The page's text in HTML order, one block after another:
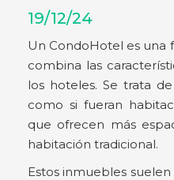
19/12/24
Un CondoHotel es una
combina las
los hoteles. Se trata
como si fueran
que ofrecen más
habitación tradicional.
Estos inmuebles